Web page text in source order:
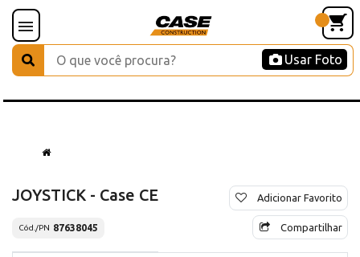
Usar Foto
JOYSTICK - Case CE
Cód./PN 87638045
Adicionar Favorito
Compartilhar